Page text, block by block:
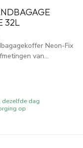
32L
Neon-Fix
van...
dag
op